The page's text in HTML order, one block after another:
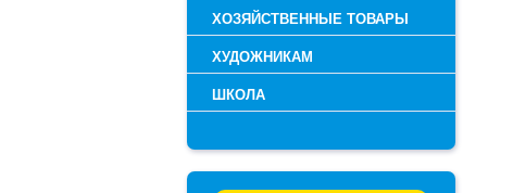
ХОЗЯЙСТВЕННЫЕ ТОВАРЫ
ХУДОЖНИКАМ
ШКОЛА